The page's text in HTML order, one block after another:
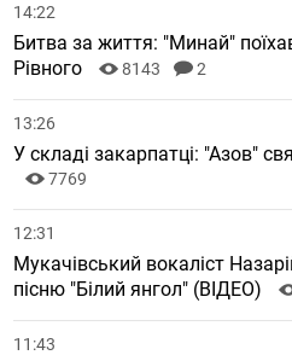
14:22
Битва за життя: "Минай"
Рівного
8143 2
13:26
У складі закарпатці: "Азов"
7769
12:31
Мукачівський вокаліст
пісню "Білий янгол" (ВІДЕО)
11:43